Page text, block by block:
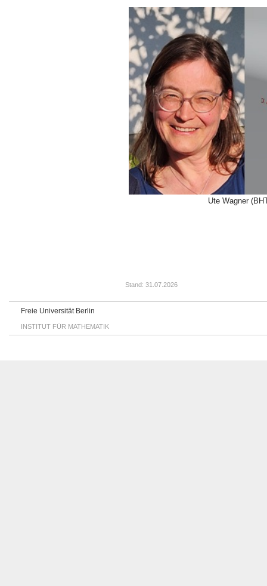
Ute Wagner
Stand: 31.07.2026
Freie Universität Berlin
INSTITUT FÜR MATHEMATIK